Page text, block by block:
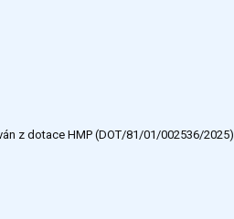
z dotace HMP (DOT/81/01/002536/2025).